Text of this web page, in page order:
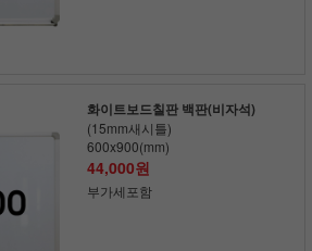
화이트보드칠판 백판(비자석)
(15mm새시틀)
600x900(mm)
44,000원
부가세포함